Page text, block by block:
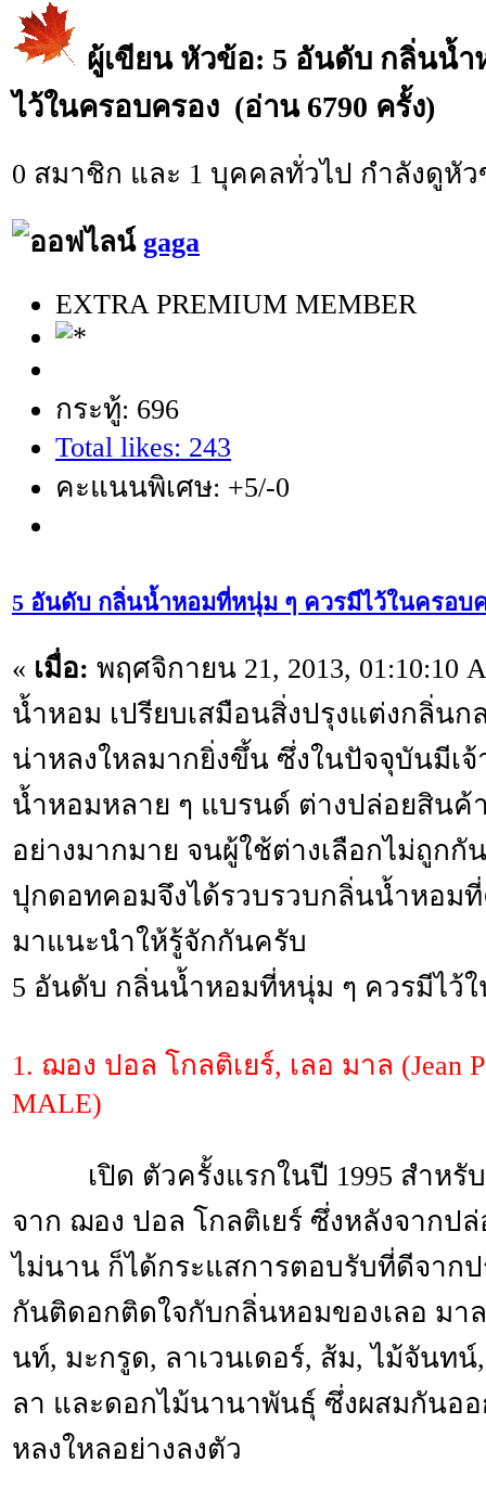
ผู้เขียนหัวข้อ: 5 อันดับ กลิ่นน้ำ
ไว้ในครอบครอง (อ่าน 6790 ครั้ง)
0 สมาชิก และ 1 บุคคลทั่วไป กำลังดูหั
gaga
EXTRA PREMIUM MEMBER
กระทู้: 696
Total likes: 243
คะแนนพิเศษ: +5/-0
5 อันดับ กลิ่นน้ำหอมที่หนุ่ม ๆ ควรมีไว้ในครอบ
« เมื่อ: พฤศจิกายน 21, 2013, 01:10:10
น้ำหอม เปรียบเสมือนสิ่งปรุงแต่งกลิ่น
น่าหลงใหลมากยิ่งขึ้น ซึ่งในปัจจุบันมีเ
น้ำหอมหลาย ๆ แบรนด์ ต่างปล่อยสิน
อย่างมากมาย จนผู้ใช้ต่างเลือกไม่ถูกกั
ปุกดอทคอมจึงได้รวบรวบกลิ่นน้ำหอม
มาแนะนำให้รู้จักกันครับ
5 อันดับ กลิ่นน้ำหอมที่หนุ่ม ๆ ควรมีไว้
1. ฌอง ปอล โกลติเยร์, เลอ มาล (Jean
MALE)
เปิด ตัวครั้งแรกในปี 1995 สำหรับ
จาก ฌอง ปอล โกลติเยร์ ซึ่งหลังจาก
ไม่นาน ก็ได้กระแสการตอบรับที่ดีจาก
กันติดอกติดใจกับกลิ่นหอมของเลอ มา
นท์, มะกรูด, ลาเวนเดอร์, ส้ม, ไม้จันท
ลา และดอกไม้นานาพันธุ์ ซึ่งผสมกันอ
หลงใหลอย่างลงตัว